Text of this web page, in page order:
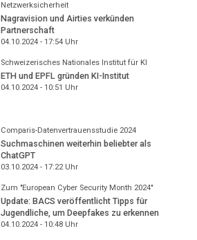
Netzwerksicherheit
Nagravision und Airties verkünden
Partnerschaft
04.10.2024 - 17:54Uhr
Schweizerisches Nationales Institut für KI
ETH und EPFL gründen KI-Institut
04.10.2024 - 10:51 Uhr
Comparis-Datenvertrauensstudie 2024
Suchmaschinen weiterhin beliebter als
ChatGPT
03.10.2024 - 17:22Uhr
Zum "European Cyber Security Month 2024"
Update: BACS veröffentlicht Tipps für
Jugendliche, um Deepfakes zu erkennen
04.10.2024 - 10:48Uhr